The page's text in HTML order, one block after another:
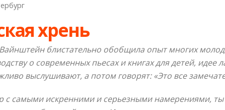
хрень
блистательно обобщила опыт многих
о современных пьесах и книгах для детей,
выслушивают, а потом говорят: «Это все
с самыми искренними и серьезными намерениями,